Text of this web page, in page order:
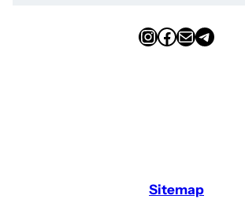
InstagramFacebook Email Telegram
Sitemap